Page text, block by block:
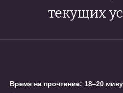
текущих
Время на прочтение: 18–20